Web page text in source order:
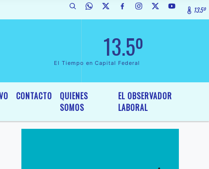
y Legislativo, por Ordenanza Nº 6236/19 del HCD de 13.5º
13.5º
El Tiempo en Capital Federal
CONTACTO
QUIENES
SOMOS
EL OBSERVADOR
LABORAL